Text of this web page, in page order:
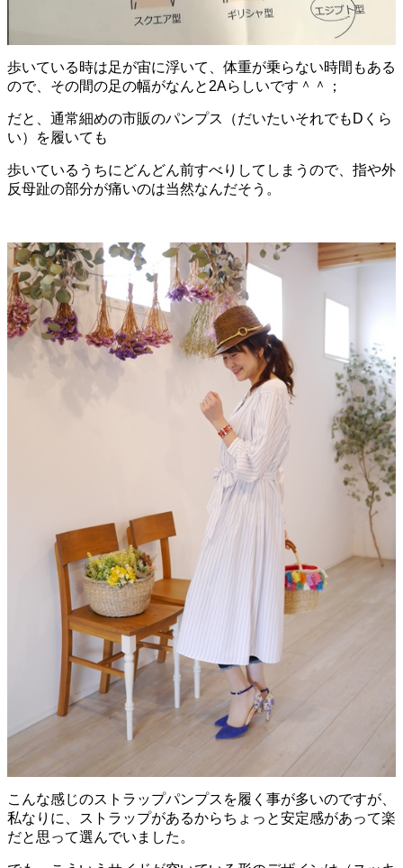
歩いている時は足が宙に浮いて、体重が乗らない時間もある
ので、その間の足の幅がなんと2Aらしいです＾＾；
だと、通常細めの市販のパンプス（だいたいそれでもDくら
い）を履いても
歩いているうちにどんどん前すべりしてしまうので、指や外
反母趾の部分が痛いのは当然なんだそう。
こんな感じのストラップパンプスを履く事が多いのですが、
私なりに、ストラップがあるからちょっと安定感があって楽
だと思って選んでいました。